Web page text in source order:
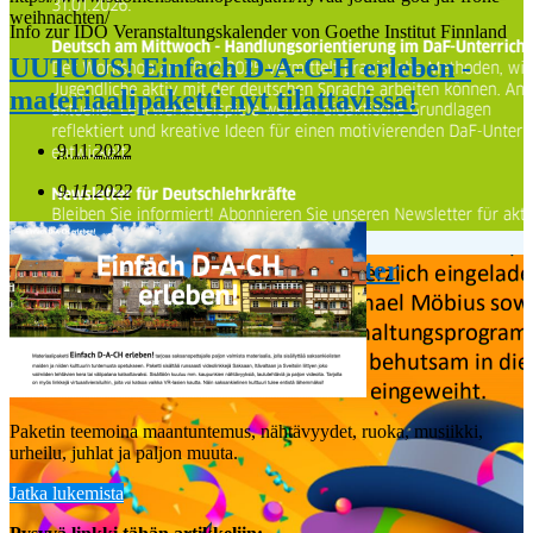
Info zur IDO Veranstaltungskalender von Goethe Institut Finnland
Einladung zu Finnlands größter
Karnevalsfeier
Wir laden alle Mitglieder herzlich ein!
weihnachten/
UUTUUS! Einfach D-A-C-H erleben -
materiaalipaketti nyt tilattavissa!
9.11.2022
9.11.2022
Paketin teemoina maantuntemus, nähtävyydet, ruoka, musiikki,
urheilu, juhlat ja paljon muuta.
Jatka lukemista